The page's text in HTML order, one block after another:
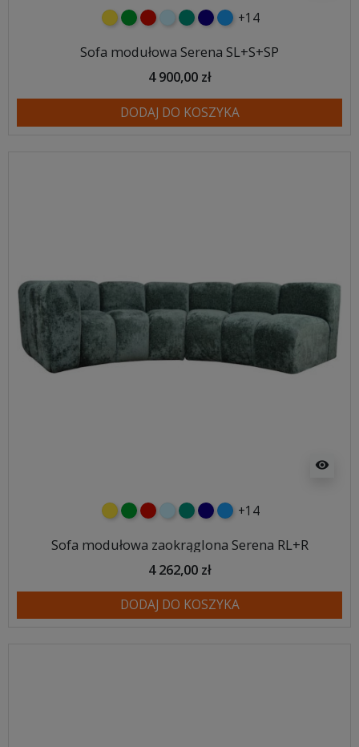
żółtyzielonyczerwony
błękitnyturkusowy
granatowy
niebieski
+14
Sofa modułowa Serena SL+S+SP
4 900,00 zł
DODAJ DO KOSZYKA
visibility
żółtyzielonyczerwony
błękitnyturkusowy
granatowy
niebieski
+14
Sofa modułowa zaokrąglona Serena RL+R
4 262,00 zł
DODAJ DO KOSZYKA